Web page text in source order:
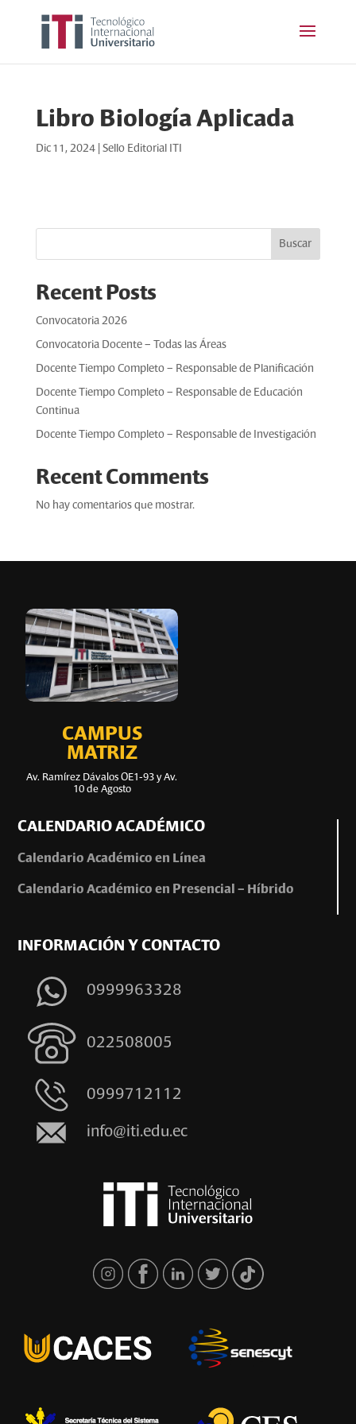
Libro Biología Aplicada
Dic 11, 2024| Sello Editorial ITI
Buscar
Recent Posts
Convocatoria 2026
Convocatoria Docente – Todas las Áreas
Docente Tiempo Completo – Responsable de Planificación
Docente Tiempo Completo – Responsable de Educación
Continua
Docente Tiempo Completo – Responsable de Investigación
Recent Comments
No hay comentarios que mostrar.
CAMPUS
MATRIZ
Av. Ramírez Dávalos OE1-93 y Av.
10 de Agosto
CALENDARIO ACADÉMICO
Calendario Académico en Línea
Calendario Académico en Presencial – Híbrido
INFORMACIÓN Y CONTACTO
0999963328
022508005
0999712112
info@iti.edu.ec